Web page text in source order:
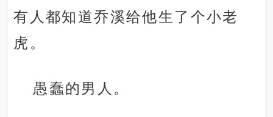
有人都知道乔溪给他生了个小老
虎。
愚蠢的男人。